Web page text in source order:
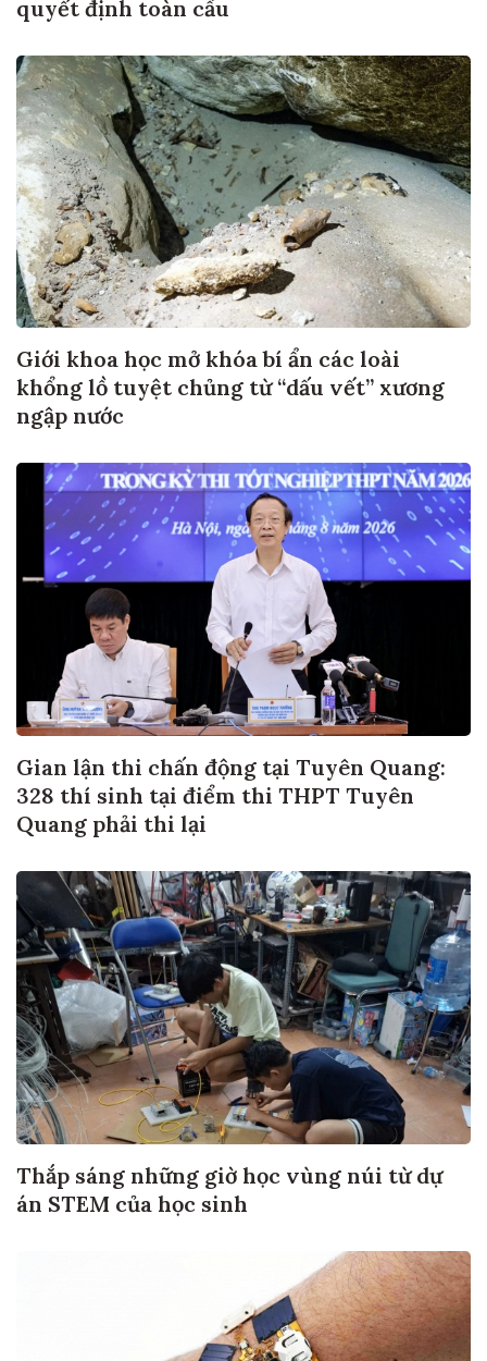
Giới khoa học mở khóa bí ẩn các loài
khổng lồ tuyệt chủng từ “dấu vết” xương
ngập nước
Gian lận thi chấn động tại Tuyên Quang:
328 thí sinh tại điểm thi THPT Tuyên
Quang phải thi lại
Thắp sáng những giờ học vùng núi từ dự
án STEM của học sinh